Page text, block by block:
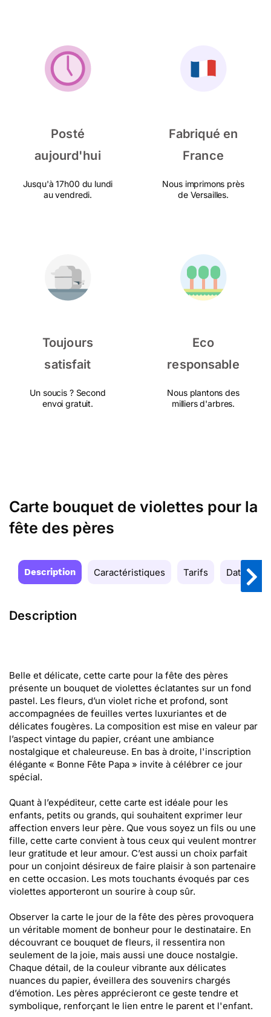
Posté
aujourd'hui
Jusqu'à 17h00 du lundi
au vendredi.
Fabriqué en
France
Nous imprimons près
de Versailles.
Toujours
satisfait
Un soucis ? Second
envoi gratuit.
Eco
responsable
Nous plantons des
milliers d'arbres.
Carte bouquet de violettes pour la
fête des pères
Description Caractéristiques Tarifs Date de
Description
Belle et délicate, cette carte pour la fête des pères
présente un bouquet de violettes éclatantes sur un fond
pastel. Les fleurs, d’un violet riche et profond, sont
accompagnées de feuilles vertes luxuriantes et de
délicates fougères. La composition est mise en valeur par
l’aspect vintage du papier, créant une ambiance
nostalgique et chaleureuse. En bas à droite, l'inscription
élégante « Bonne Fête Papa » invite à célébrer ce jour
spécial.
Quant à l’expéditeur, cette carte est idéale pour les
enfants, petits ou grands, qui souhaitent exprimer leur
affection envers leur père. Que vous soyez un fils ou une
fille, cette carte convient à tous ceux qui veulent montrer
leur gratitude et leur amour. C’est aussi un choix parfait
pour un conjoint désireux de faire plaisir à son partenaire
en cette occasion. Les mots touchants évoqués par ces
violettes apporteront un sourire à coup sûr.
Observer la carte le jour de la fête des pères provoquera
un véritable moment de bonheur pour le destinataire. En
découvrant ce bouquet de fleurs, il ressentira non
seulement de la joie, mais aussi une douce nostalgie.
Chaque détail, de la couleur vibrante aux délicates
nuances du papier, éveillera des souvenirs chargés
d’émotion. Les pères apprécieront ce geste tendre et
symbolique, renforçant le lien entre le parent et l'enfant.